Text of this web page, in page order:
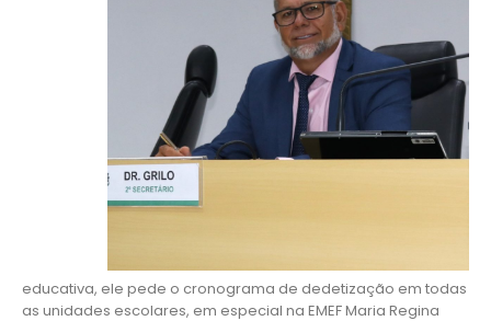
educativa, ele pede o cronograma de dedetização em todas
as unidades escolares, em especial na EMEF Maria Regina